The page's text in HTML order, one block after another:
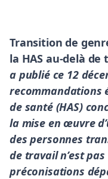
Transition de
la HAS au-delà
a publié ce 12
recommandations
de santé (HAS)
la mise en œuvre
des personnes
de travail n’est
préconisations